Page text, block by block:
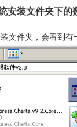
安装文件夹下
文件夹，会看到有